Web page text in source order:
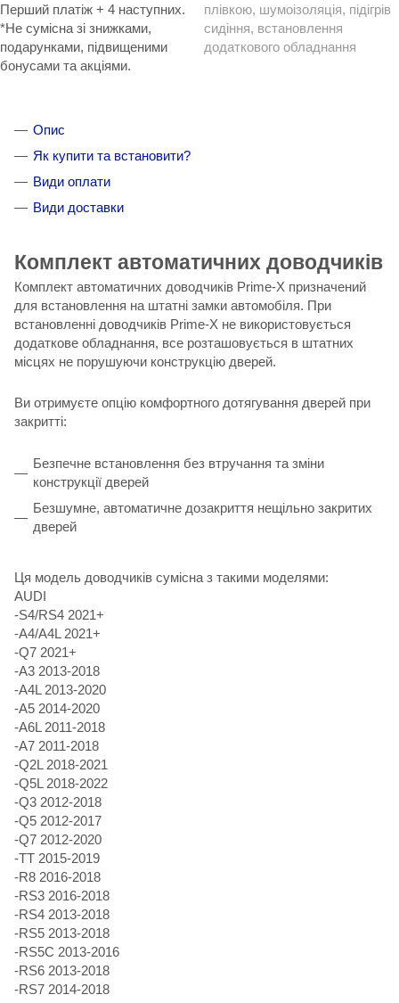
Перший платіж + 4 наступних.
*Не сумісна зі знижками,
подарунками, підвищеними
бонусами та акціями.
плівкою, шумоізоляція, підігрів
сидіння, встановлення
додаткового обладнання
Опис
Як купити та встановити?
Види оплати
Види доставки
Комплект автоматичних доводчиків
Комплект автоматичних доводчиків Prime-X призначений
для встановлення на штатні замки автомобіля. При
встановленні доводчиків Prime-X не використовується
додаткове обладнання, все розташовується в штатних
місцях не порушуючи конструкцію дверей.
Ви отримуєте опцію комфортного дотягування дверей при
закритті:
Безпечне встановлення без втручання та зміни
конструкції дверей
Безшумне, автоматичне дозакриття нещільно закритих
дверей
Ця модель доводчиків сумісна з такими моделями:
AUDI
-S4/RS4 2021+
-A4/A4L 2021+
-Q7 2021+
-A3 2013-2018
-A4L 2013-2020
-A5 2014-2020
-A6L 2011-2018
-A7 2011-2018
-Q2L 2018-2021
-Q5L 2018-2022
-Q3 2012-2018
-Q5 2012-2017
-Q7 2012-2020
-TT 2015-2019
-R8 2016-2018
-RS3 2016-2018
-RS4 2013-2018
-RS5 2013-2018
-RS5C 2013-2016
-RS6 2013-2018
-RS7 2014-2018